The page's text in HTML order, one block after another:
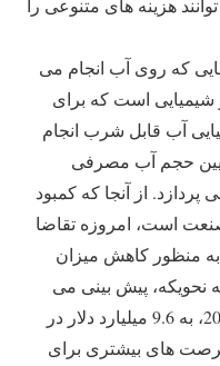
هزینه های متنوعی را
که روی آب انجام می
است که برای
آب قابل شرب انجام
حجم آب مصرفی
از آنجا که کمبود
است، امروزه تقاضا
منظور کاهش میزان
نحویکه، پیش بینی می
شود از 5.9 میلیارد دلار در سال 2019، به 9.6 میلیارد دلار در
فرصت های بیشتری برای